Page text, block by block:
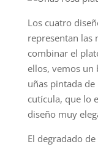
Los cuatro
representan las
combinar el
ellos, vemos un
uñas pintada de
cutícula, que lo
diseño muy
El degradado